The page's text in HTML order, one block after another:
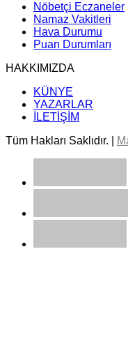
Nöbetçi Eczaneler
Namaz Vakitleri
Hava Durumu
Puan Durumları
HAKKIMIZDA
KÜNYE
YAZARLAR
İLETİŞİM
Tüm Hakları Saklıdır. |